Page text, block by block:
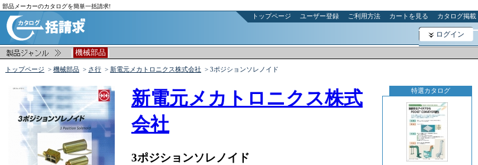
部品メーカーのカタログを簡単一括請求!
トップページ ユーザー登録 ご利用方法 カートを見る カタログ掲載
ログイン
| 機械部品 |
トップページ > 機械部品 > さ行 > 新電元メカトロニクス株式会社 > 3ポジションソレノイド
新電元メカトロニクス株式
会社
3ポジションソレノイド
特選カタログ